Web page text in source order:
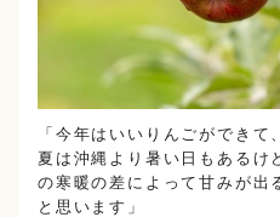
「今年はいいりんごができて
夏は沖縄より暑い日もあるけ
の寒暖の差によって甘みが出
と思います」